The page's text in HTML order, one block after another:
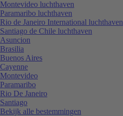
Montevideo luchthaven
Paramaribo luchthaven
Rio de Janeiro International luchthaven
Santiago de Chile luchthaven
Asuncion
Brasilia
Buenos Aires
Cayenne
Montevideo
Paramaribo
Rio De Janeiro
Santiago
Bekijk alle bestemmingen